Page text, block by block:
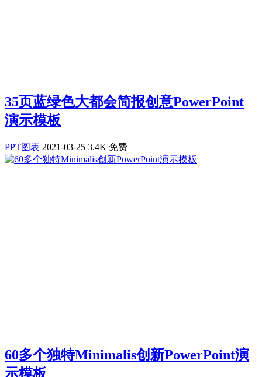
35页蓝绿色大都会简报创意PowerPoint
演示模板
PPT图表 2021-03-25 3.4K 免费
60多个独特Minimalis创新PowerPoint演
示模板